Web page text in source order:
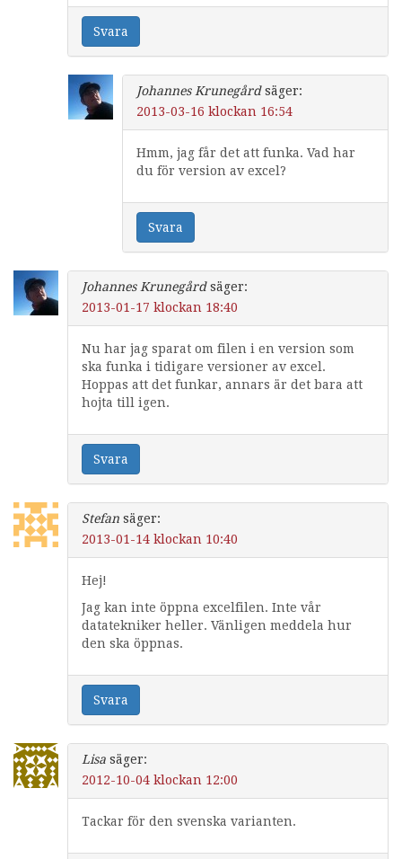
Svara
Johannes Krunegård säger:
2013-03-16 klockan 16:54
Hmm, jag får det att funka. Vad har
du för version av excel?
Svara
Johannes Krunegård säger:
2013-01-17 klockan 18:40
Nu har jag sparat om filen i en version som
ska funka i tidigare versioner av excel.
Hoppas att det funkar, annars är det bara att
hojta till igen.
Svara
Stefan säger:
2013-01-14 klockan 10:40
Hej!
Jag kan inte öppna excelfilen. Inte vår
datatekniker heller. Vänligen meddela hur
den ska öppnas.
Svara
Lisa säger:
2012-10-04 klockan 12:00
Tackar för den svenska varianten.